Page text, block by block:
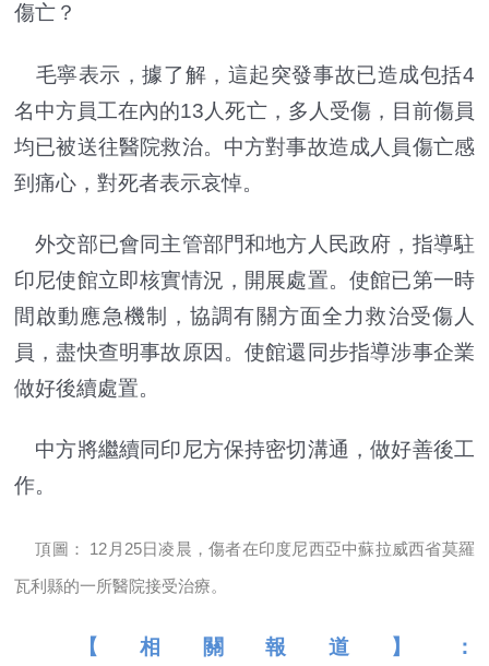
傷亡？
毛寧表示，據了解，這起突發事故已造成包括4
名中方員工在內的13人死亡，多人受傷，目前傷員
均已被送往醫院救治。中方對事故造成人員傷亡感
到痛心，對死者表示哀悼。
外交部已會同主管部門和地方人民政府，指導駐
印尼使館立即核實情況，開展處置。使館已第一時
間啟動應急機制，協調有關方面全力救治受傷人
員，盡快查明事故原因。使館還同步指導涉事企業
做好後續處置。
中方將繼續同印尼方保持密切溝通，做好善後工
作。
頂圖： 12月25日凌晨，傷者在印度尼西亞中蘇拉威西省莫羅
瓦利縣的一所醫院接受治療。
【相關報道】：